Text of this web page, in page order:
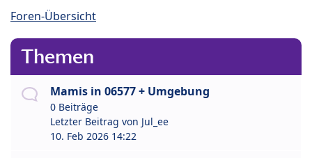
Foren-Übersicht
Themen
Mamis in 06577 + Umgebung
0 Beiträge
Letzter Beitrag von Jul_ee
10. Feb 2026 14:22